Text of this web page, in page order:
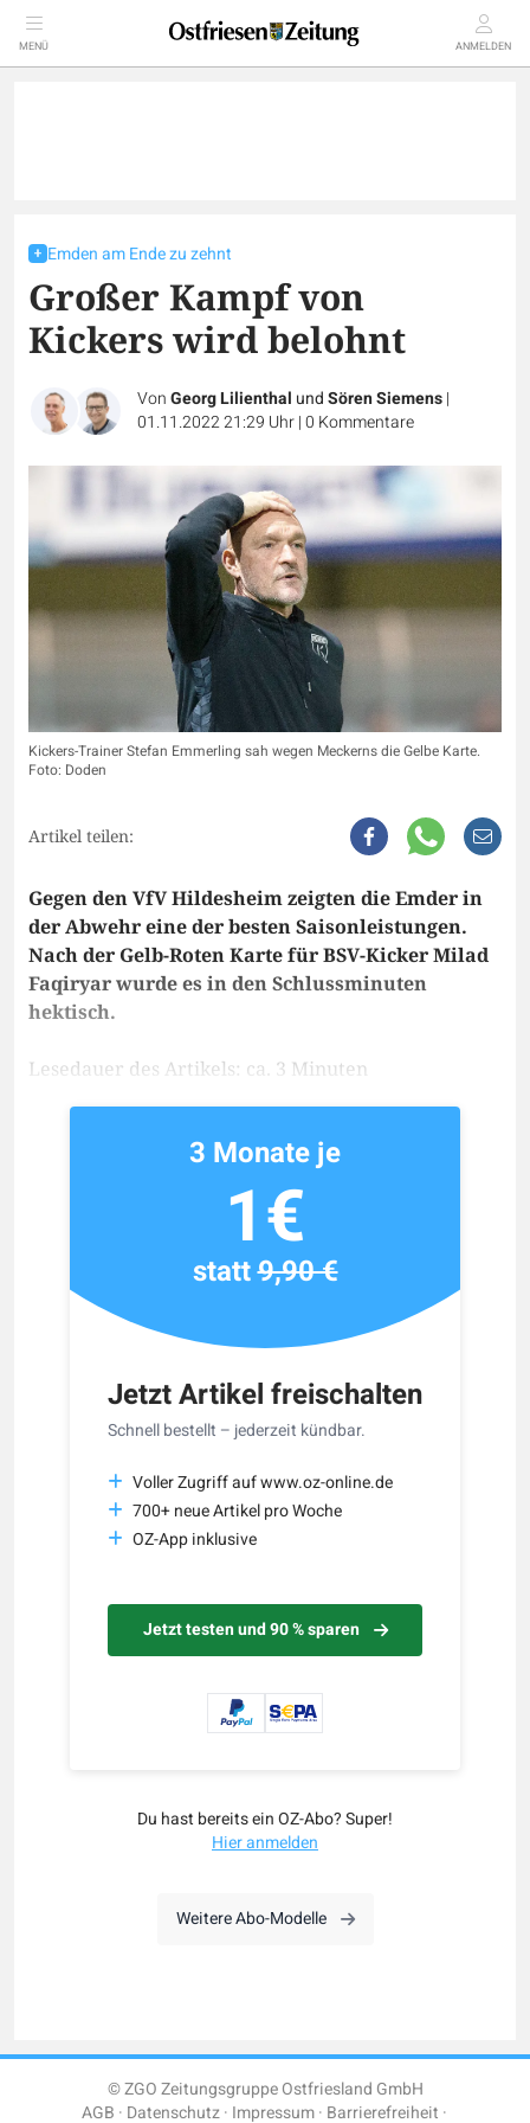
MENÜ ANMELDEN
Emden am Ende zu zehnt
Großer Kampf von
Kickers wird belohnt
VonGeorg Lilienthal undSören Siemens|
01.11.2022 21:29 Uhr|0 Kommentare
Kickers-Trainer Stefan Emmerling sah wegen Meckerns die Gelbe Karte.
Foto: Doden
Artikel teilen:
Gegen den VfV Hildesheim zeigten die Emder in
der Abwehr eine der besten Saisonleistungen.
Nach der Gelb-Roten Karte für BSV-Kicker Milad
Faqiryar wurde es in den Schlussminuten
hektisch.
Lesedauer des Artikels: ca. 3 Minuten
Jetzt Artikel freischalten
Schnell bestellt – jederzeit kündbar.
Voller Zugriff auf www.oz-online.de
700+ neue Artikel pro Woche
OZ-App inklusive
Jetzt testen und 90 % sparen
3 Monate je
1€
statt9,90 €
Du hast bereits ein OZ-Abo? Super!
Hier anmelden
Weitere Abo-Modelle
© ZGO Zeitungsgruppe Ostfriesland GmbH
AGB Datenschutz Impressum Barrierefreiheit